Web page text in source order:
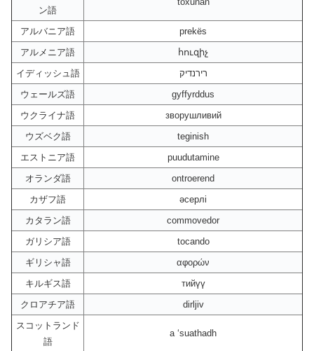
ン語
アルバニア語
prekës
アルメニア語
հուզիչ
イディッシュ語
רירנדיק
ウェールズ語
gyffyrddus
ウクライナ語
зворушливий
ウズベク語
teginish
エストニア語
puudutamine
オランダ語
ontroerend
カザフ語
әсерлі
カタラン語
commovedor
ガリシア語
tocando
ギリシャ語
αφορών
キルギス語
тийүү
クロアチア語
dirljiv
スコットランド
語
a ‘suathadh